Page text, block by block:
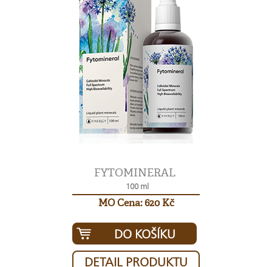
FYTOMINERAL
100 ml
MO Cena: 620 Kč
DO KOŠÍKU
DETAIL PRODUKTU